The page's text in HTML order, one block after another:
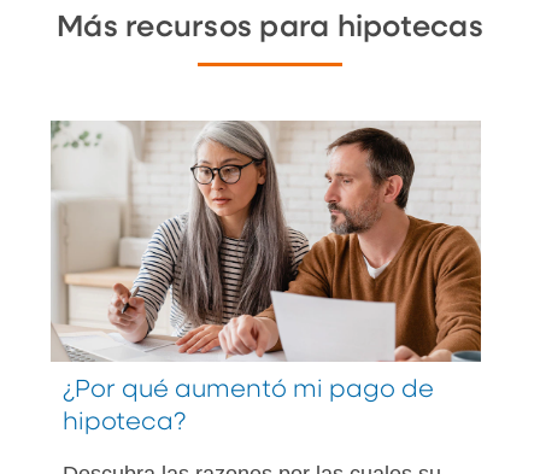
Más recursos para hipotecas
¿Por qué aumentó mi pago de
hipoteca?